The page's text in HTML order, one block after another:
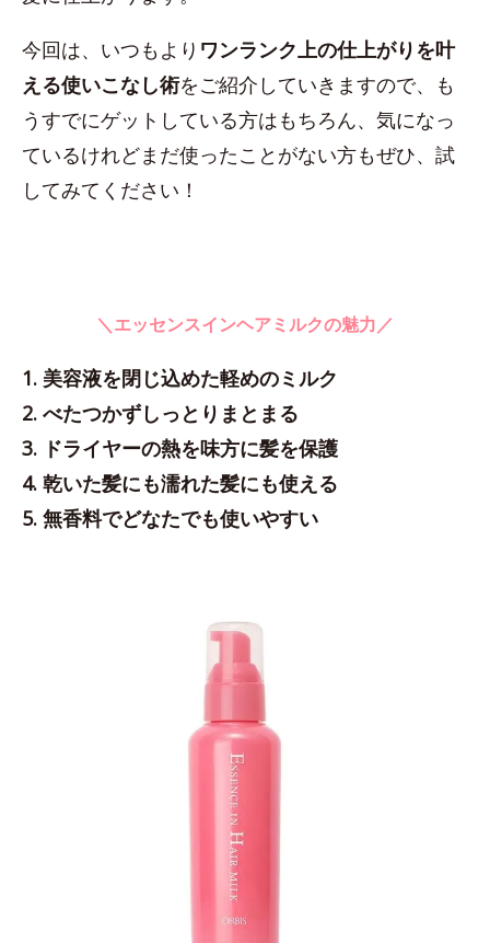
今回は、いつもより ワンランク上の仕上がりを叶
える使いこなし術をご紹介していきますので、も
うすでにゲットしている方はもちろん、気になっ
ているけれどまだ使ったことがない方もぜひ、試
してみてください！
＼エッセンスインヘアミルクの魅力／
1. 美容液を閉じ込めた軽めのミルク
2. べたつかずしっとりまとまる
3. ドライヤーの熱を味方に髪を保護
4. 乾いた髪にも濡れた髪にも使える
5. 無香料でどなたでも使いやすい